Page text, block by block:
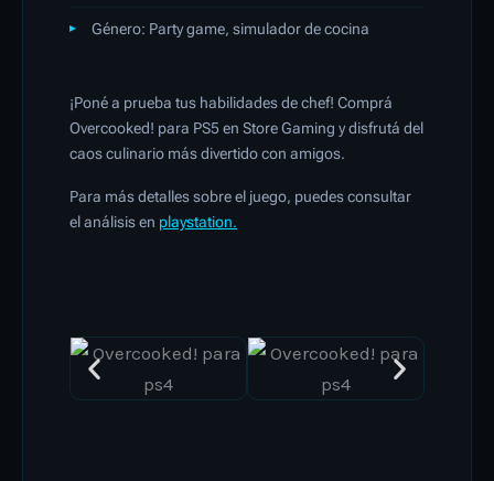
Género: Party game, simulador de cocina
¡Poné a prueba tus habilidades de chef! Comprá
Overcooked! para PS5 en Store Gaming y disfrutá del
caos culinario más divertido con amigos.
Para más detalles sobre el juego, puedes consultar
el análisis en playstation.